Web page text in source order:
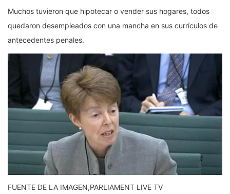
Muchos tuvieron que hipotecar o vender sus hogares, todos
quedaron desempleados con una mancha en sus currículos de
antecedentes penales.
FUENTE DE LA IMAGEN,PARLIAMENT LIVE TV